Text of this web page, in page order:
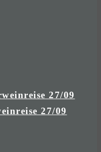
27/09